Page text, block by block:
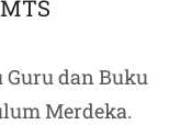
dan Buku
Merdeka.